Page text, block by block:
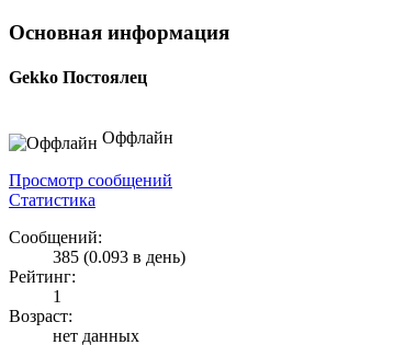
Основная информация
Gekko Постоялец
Оффлайн
Просмотр сообщений
Статистика
Сообщений:
385 (0.093 в день)
Рейтинг:
1
Возраст:
нет данных